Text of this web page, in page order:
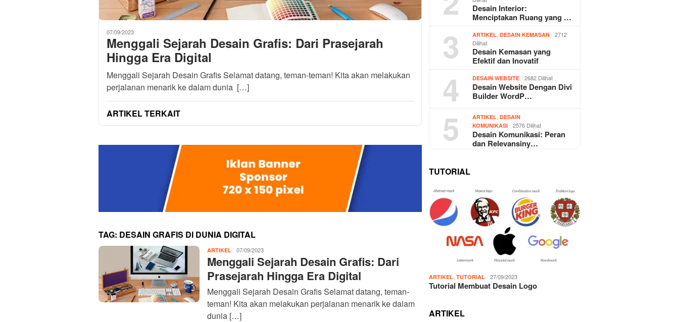
07/09/2023
Menggali Sejarah Desain Grafis: Dari Prasejarah
Hingga Era Digital
Menggali Sejarah Desain Grafis Selamat datang, teman-teman! Kita akan melakukan
perjalanan menarik ke dalam dunia […]
ARTIKEL TERKAIT
TAG: DESAIN GRAFIS DI DUNIA DIGITAL
ARTIKEL IDN
07/09/2023
Menggali Sejarah Desain Grafis: Dari
Prasejarah Hingga Era Digital
Menggali Sejarah Desain Grafis Selamat datang, teman-
teman! Kita akan melakukan perjalanan menarik ke dalam
dunia […]
Desain Interior:
Menciptakan Ruang yang …
3 ARTIKEL ,DESAIN KEMASAN
2712
Dilihat
Desain Kemasan yang
Efektif dan Inovatif
4 DESAIN WEBSITE 2682 Dilihat
Desain Website Dengan Divi
Builder WordP…
5 ARTIKEL ,DESAIN
KOMUNIKASI
2576 Dilihat
Desain Komunikasi: Peran
dan Relevansiny…
TUTORIAL
ARTIKEL ,TUTORIAL 27/09/2023
Tutorial Membuat Desain Logo
ARTIKEL